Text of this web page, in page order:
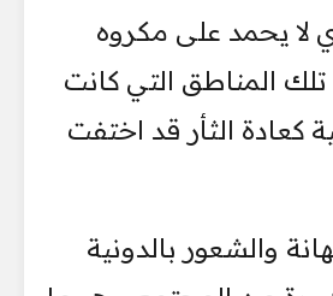
لا يحمد على مكروه
تلك المناطق التي كانت
كعادة الثأر قد اختفت
والشعور بالدونية